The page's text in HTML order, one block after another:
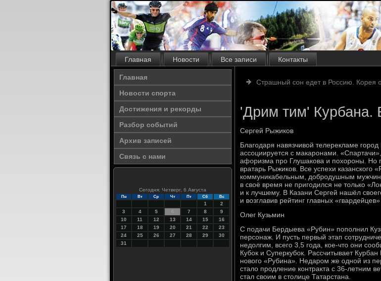
Главная Новости Все записи Контакты
Главная
Новости спорта
Достижения и рекорды
Разбор событий
Архив записей
Связь с нами
Сегодня: Четверг, 6 Августа
Пн Вт Ср Чт Пт Сб Вс
1
2
3
4 5 6 7 8
9
10
11 12 13 14 15
16
17
18 19 20 21 22
23
24
25 26 27 28 29
30
31
Страшный сон едет в Россию. Корея
'Дрим тим' Курбана.
Сергей Рыжиков
Благодаря навязчивой телерекламе
ассоциируется с макаронами.
афоризма про Глушакова и похороны. Но
вратарь Рыжиков. Все успехи казанского
коммуникабельным, добродушным
в своё время не пригодился не только
и к лучшему. В Казани Сергей нашёл
и возглавив рейтинг главных
Олег Кузьмин
С подачи Бердыева «Рубин» пополнил
персонаж. И пусть первый этап
недолгим, всего 3,5 года, кое-что они
Кубок и Суперкубок. Рассчитывает
нового «Рубина». Недаром же одной из
стало продление контракта с 36-летним
стал своим в столице Татарстана.